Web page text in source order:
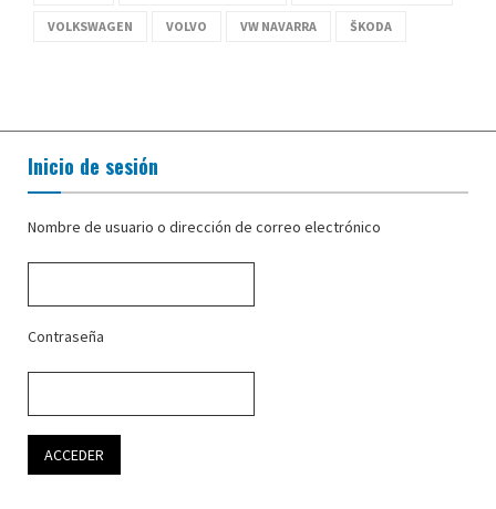
VOLKSWAGEN VOLVO VW NAVARRA ŠKODA
Inicio de sesión
Nombre de usuario o dirección de correo electrónico
Contraseña